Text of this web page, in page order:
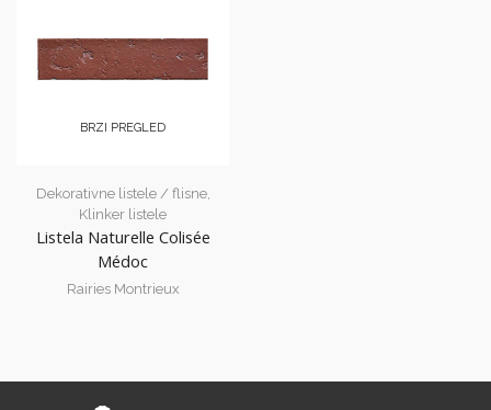
BRZI PREGLED
Dekorativne listele / flisne,
Klinker listele
Listela Naturelle Colisée
Médoc
Rairies Montrieux